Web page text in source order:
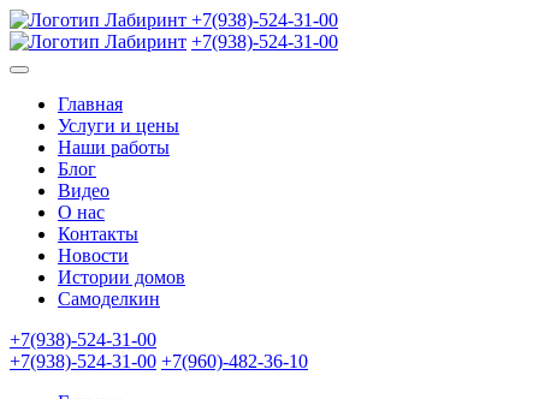
+7(938)-524-31-00
+7(938)-524-31-00
Главная
Услуги и цены
Наши работы
Блог
Видео
О нас
Контакты
Новости
Истории домов
Самоделкин
+7(938)-524-31-00
+7(938)-524-31-00 +7(960)-482-36-10